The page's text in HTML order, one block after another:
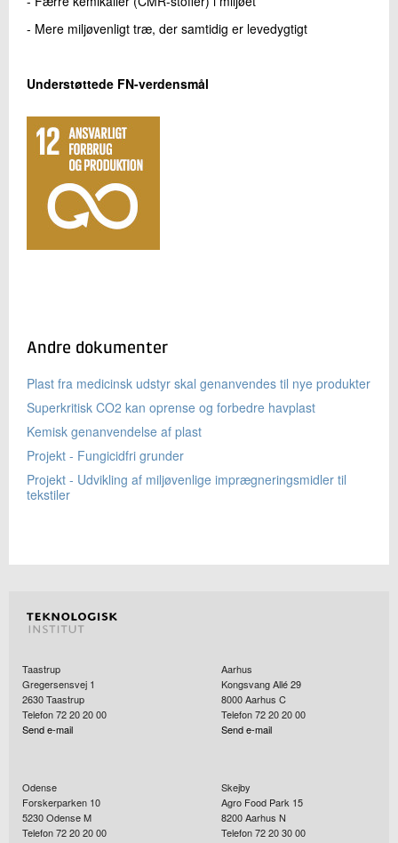
- Mere miljøvenligt træ, der samtidig er levedygtigt
Understøttede FN-verdensmål
Andre dokumenter
Plast fra medicinsk udstyr skal genanvendes til nye produkter
Superkritisk CO2 kan oprense og forbedre havplast
Kemisk genanvendelse af plast
Projekt - Fungicidfri grunder
Projekt - Udvikling af miljøvenlige imprægneringsmidler til
tekstiler
Taastrup
Gregersensvej 1
2630Taastrup
Telefon 72 20 20 00
Send e-mail
Aarhus
Kongsvang Allé 29
8000Aarhus C
Telefon 72 20 20 00
Send e-mail
Odense
Forskerparken 10
5230Odense M
Telefon 72 20 20 00
Skejby
Agro Food Park 15
8200Aarhus N
Telefon 72 20 30 00